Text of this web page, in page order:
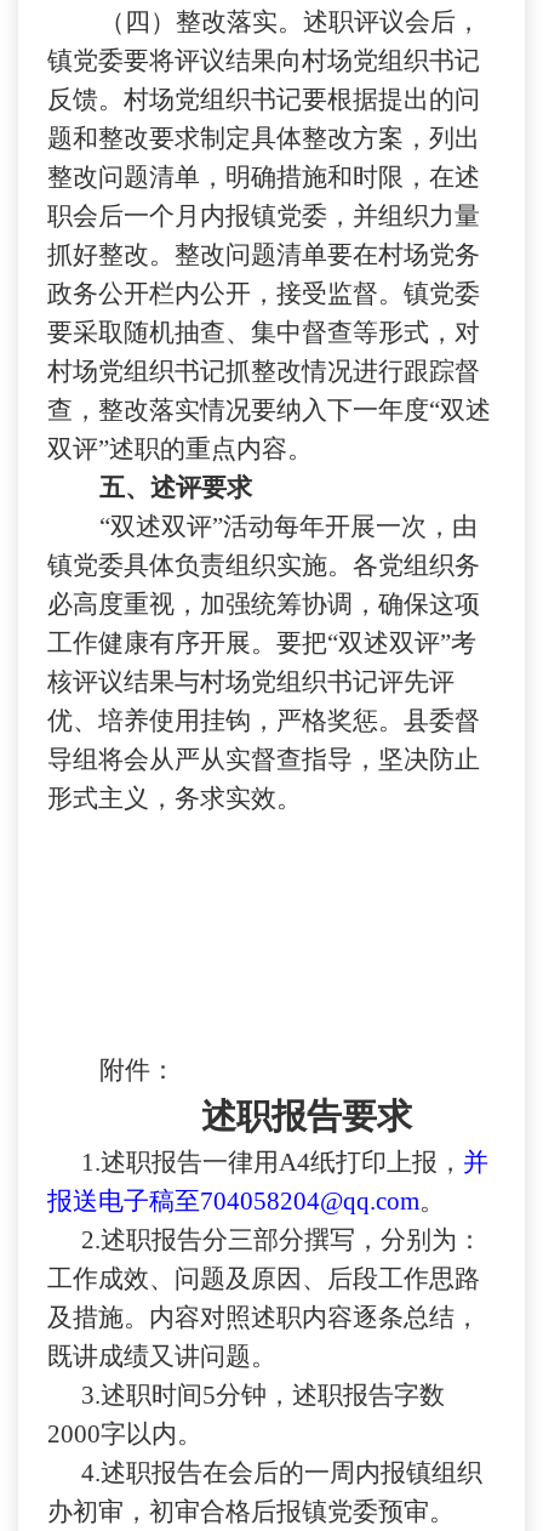
（四）整改落实。述职评议会后，
镇党委要将评议结果向村场党组织书记
反馈。村场党组织书记要根据提出的问
题和整改要求制定具体整改方案，列出
整改问题清单，明确措施和时限，在述
职会后一个月内报镇党委，并组织力量
抓好整改。整改问题清单要在村场党务
政务公开栏内公开，接受监督。镇党委
要采取随机抽查、集中督查等形式，对
村场党组织书记抓整改情况进行跟踪督
查，整改落实情况要纳入下一年度“双述
双评”述职的重点内容。
五、述评要求
“双述双评”活动每年开展一次，由
镇党委具体负责组织实施。各党组织务
必高度重视，加强统筹协调，确保这项
工作健康有序开展。要把“双述双评”考
核评议结果与村场党组织书记评先评
优、培养使用挂钩，严格奖惩。县委督
导组将会从严从实督查指导，坚决防止
形式主义，务求实效。
附件：
述职报告要求
1.述职报告一律用A4纸打印上报， 并
报送电子稿至704058204@qq.com。
2.述职报告分三部分撰写，分别为：
工作成效、问题及原因、后段工作思路
及措施。内容对照述职内容逐条总结，
既讲成绩又讲问题。
3.述职时间5分钟，述职报告字数
2000字以内。
4.述职报告在会后的一周内报镇组织
办初审，初审合格后报镇党委预审。